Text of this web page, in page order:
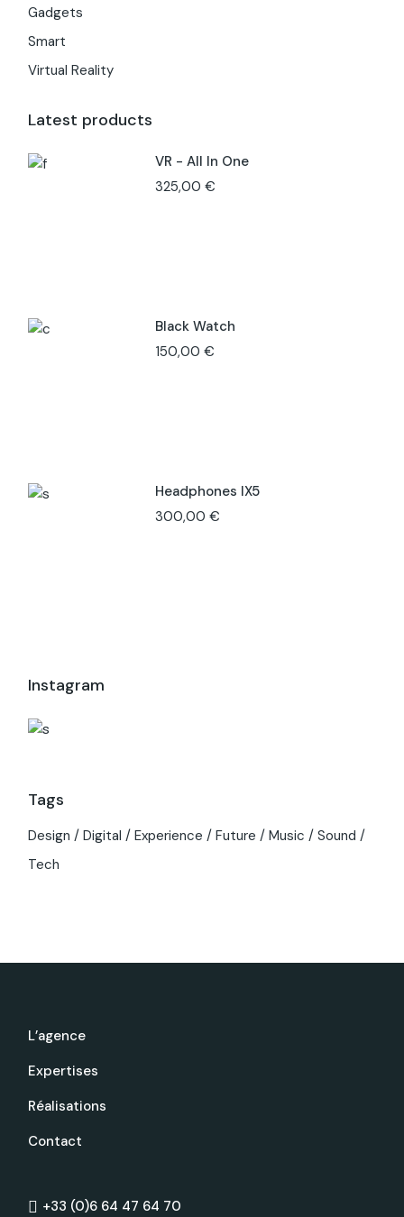
Gadgets
Smart
Virtual Reality
Latest products
VR - All In One
325,00€
Black Watch
150,00€
Headphones IX5
300,00€
Instagram
Tags
Design Digital Experience Future Music
Sound
Tech
L’agence
Expertises
Réalisations
Contact
+33 (0)6 64 47 64 70